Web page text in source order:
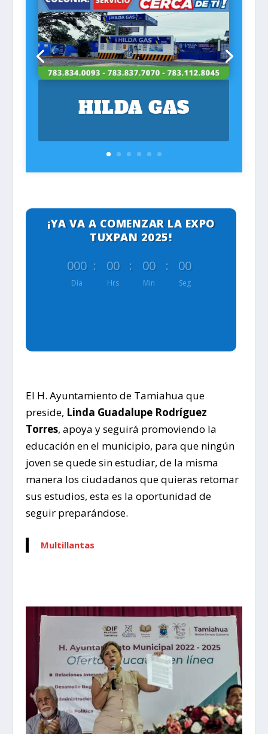
HILDA GAS
¡YA VA A COMENZAR LA EXPO
TUXPAN 2025!
000
Día
: 00
Hrs
: 00
Min
: 00
Seg
El H. Ayuntamiento de Tamiahua que
preside, Linda Guadalupe Rodríguez
Torres, apoya y seguirá promoviendo la
educación en el municipio, para que ningún
joven se quede sin estudiar, de la misma
manera los ciudadanos que quieras retomar
sus estudios, esta es la oportunidad de
seguir preparándose.
Multillantas